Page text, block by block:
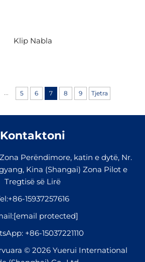
Klip Nabla
... 5 6 7 8 9 Tjetra
Kontaktoni
Perëndimore, katin e dytë, Nr.
Kina (Shangai) Zona Pilot e
Tregtisë së Lirë
+86-15937257616
[email protected]
+86-15037221110
© 2026 Yuerui International